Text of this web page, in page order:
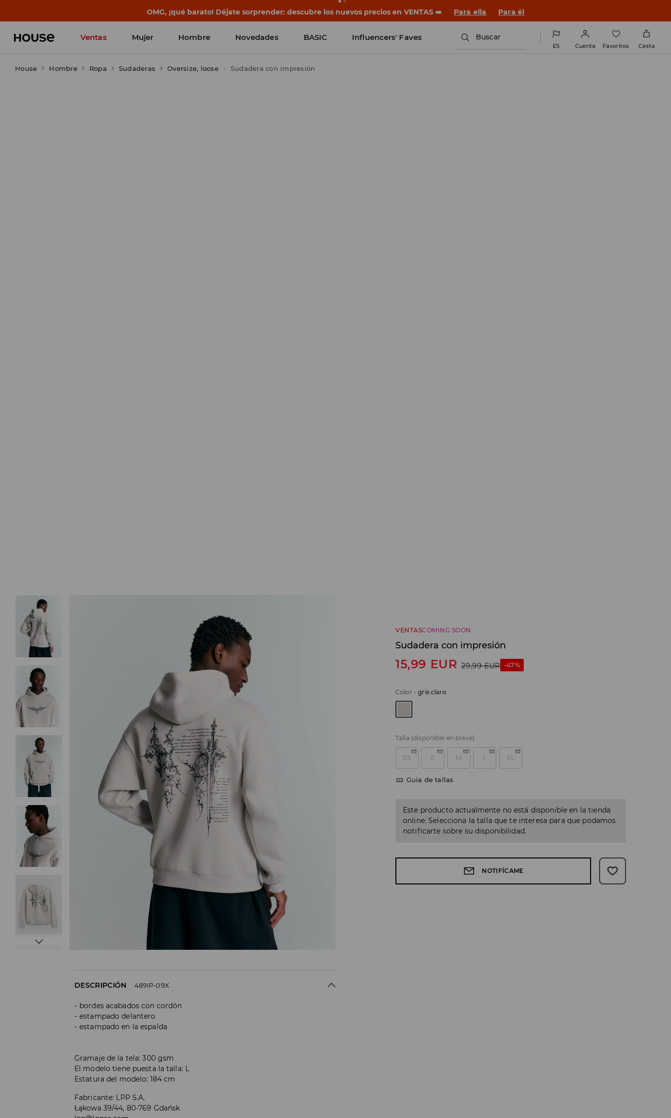
BACK TO SCHOOL📒Las mejores historias empiezan antes del primer timbre. Empieza el curso con un look nuevo! Para ella
Ventas Mujer Hombre Novedades BASIC Influencers' Faves Buscar
ES Cuenta Favoritos Cesta
House Hombre Ropa Sudaderas Oversize, loose Sudadera con impresión
VENTASCOMING SOON
Sudadera con impresión
15,99 EUR 29,99 EUR -47%
Color-gris claro
Talla (disponible en breve)
XS S M L XL
Guía de tallas
Este producto actualmente no está disponible en la tienda
online. Selecciona la talla que te interesa para que podamos
notificarte sobre su disponibilidad.
NOTIFÍCAME
DESCRIPCIÓN 489IP-09X
bordes acabados con cordón
estampado delantero
estampado en la espalda
Gramaje de la tela: 300 gsm
El modelo tiene puesta la talla: L
Estatura del modelo: 184 cm
Fabricante: LPP S.A.
Łąkowa 39/44, 80-769 Gdańsk